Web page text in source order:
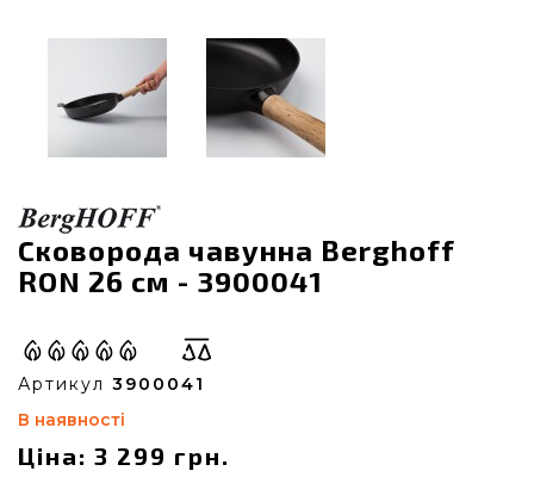
Сковорода чавунна Berghoff
RON 26 см - 3900041
Артикул 3900041
В наявності
Ціна: 3 299 грн.